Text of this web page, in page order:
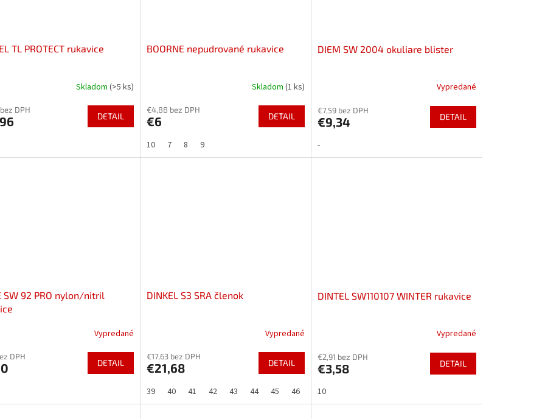
TL PROTECT rukavice
Skladom (>5 ks)
DPH
DETAIL
BOORNE nepudrované rukavice
Skladom (1 ks)
€4,88 bez DPH
€6 DETAIL
10 7 8 9
DIEM SW 2004 okuliare blister
Vypredané
€7,59 bez DPH
€9,34 DETAIL
-
SW 92 PRO nylon/nitril
Vypredané
DPH
DETAIL
DINKEL S3 SRA členok
Vypredané
€17,63 bez DPH
€21,68 DETAIL
39 40 41 42 43 44 45 46
DINTEL SW110107 WINTER rukavice
Vypredané
€2,91 bez DPH
€3,58 DETAIL
10